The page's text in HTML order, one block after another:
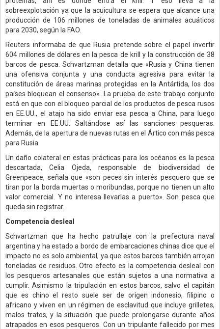
sobreexplotación ya que la acuicultura se espera que alcance una
producción de 106 millones de toneladas de animales acuáticos
para 2030, según la FAO.
Reuters informaba de que Rusia pretende sobre el papel invertir
604 millones de dólares en la pesca de krill y la construcción de 38
barcos de pesca. Schvartzman detalla que «Rusia y China tienen
una ofensiva conjunta y una conducta agresiva para evitar la
constitución de áreas marinas protegidas en la Antártida, los dos
países bloquean el consenso». La prueba de este trabajo conjunto
está en que con el bloqueo parcial de los productos de pesca rusos
en EE.UU., el atajo ha sido enviar esa pesca a China, para luego
terminar en EE.UU. Saltándose así las sanciones pesqueras.
Además, de la apertura de nuevas rutas en el Ártico con más pesca
para Rusia.
Un daño colateral en estas prácticas para los océanos es la pesca
descartada, Celia Ojeda, responsable de biodiversidad de
Greenpeace, señala que «son peces sin interés pesquero que se
tiran por la borda muertas o moribundas, porque no tienen un alto
valor comercial. Y no interesa llevarlas a puerto». Son pesca que
queda sin registrar.
Competencia desleal
Schvartzman que ha hecho patrullaje con la prefectura naval
argentina y ha estado a bordo de embarcaciones chinas dice que el
impacto no es solo ambiental, ya que estos barcos también arrojan
toneladas de residuos. Otro efecto es la competencia desleal con
los pesqueros artesanales que están sujetos a una normativa a
cumplir. Asimismo la tripulación en estos barcos, salvo el capitán
que es chino el resto suele ser de origen indonesio, filipino o
africano y viven en un régimen de esclavitud que incluye grilletes,
malos tratos, y la situación que puede prolongarse durante años
atrapados en esos pesqueros. Con un tripulante fallecido por mes